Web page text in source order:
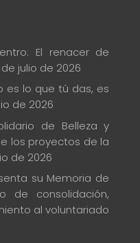
El renacer de
julio de 2026
es lo que tú das, es
de 2026
de Belleza y
los proyectos de la
de 2026
su Memoria de
de consolidación,
al voluntariado